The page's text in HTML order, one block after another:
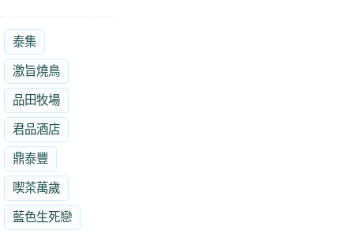
泰集
激旨燒鳥
品田牧場
君品酒店
鼎泰豐
喫茶萬歲
藍色生死戀